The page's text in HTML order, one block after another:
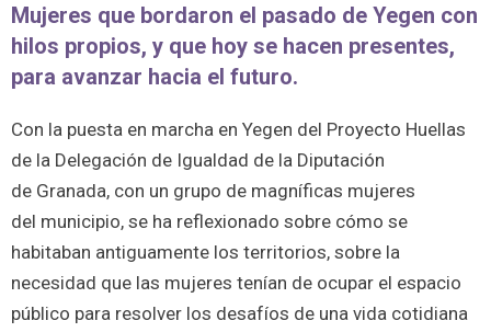
Mujeres que bordaron el pasado de Yegen con
hilos propios, y que hoy se hacen presentes,
para avanzar hacia el futuro.
Con la puesta en marcha en Yegen del Proyecto Huellas
de la Delegación de Igualdad de la Diputación
de Granada, con un grupo de magníficas mujeres
del municipio, se ha reflexionado sobre cómo se
habitaban antiguamente los territorios, sobre la
necesidad que las mujeres tenían de ocupar el espacio
público para resolver los desafíos de una vida cotidiana